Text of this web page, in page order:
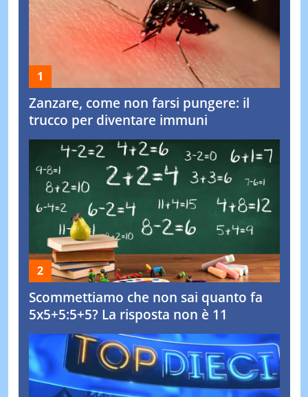
Zanzare, come non farsi pungere: il
trucco per diventare immuni
Scommettiamo che non sai quanto fa
5x5+5:5+5? La risposta non è 11